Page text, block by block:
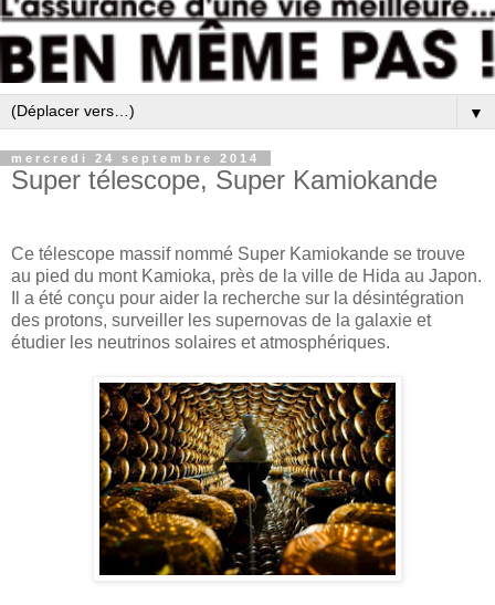
▼
mercredi 24 septembre 2014
Super télescope, Super Kamiokande
Ce télescope massif nommé Super Kamiokande se trouve
au pied du mont Kamioka, près de la ville de Hida au Japon.
Il a été conçu pour aider la recherche sur la désintégration
des protons, surveiller les supernovas de la galaxie et
étudier les neutrinos solaires et atmosphériques.